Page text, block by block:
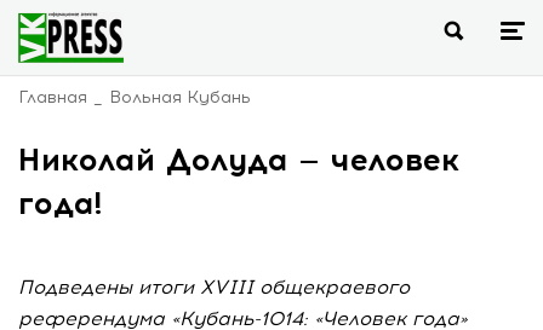
Главная Вольная Кубань
Николай Долуда — человек
года!
Подведены итоги XVIII общекраевого
референдума «Кубань-1014: «Человек года»